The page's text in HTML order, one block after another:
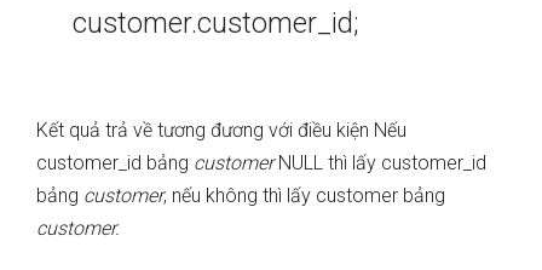
customer.customer_id;
Kết quả trả về tương đương với điều kiện Nếu
customer_id bảng customerNULL thì lấy customer_id
bảng customer, nếu không thì lấy customer bảng
customer.